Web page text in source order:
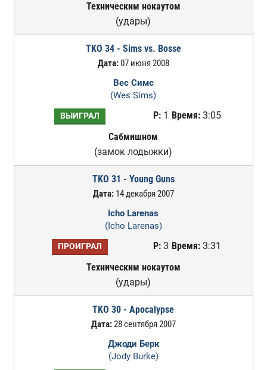
Техническим нокаутом
(удары)
TKO 34 - Sims vs. Bosse
Дата:07 июня 2008
Вес Симс
(Wes Sims)
ВЫИГРАЛ Р:1 Время:3:05
Сабмишном
(замок лодыжки)
TKO 31 - Young Guns
Дата:14 декабря 2007
Icho Larenas
(Icho Larenas)
ПРОИГРАЛ Р:3 Время:3:31
Техническим нокаутом
(удары)
TKO 30 - Apocalypse
Дата:28 сентября 2007
Джоди Берк
(Jody Burke)